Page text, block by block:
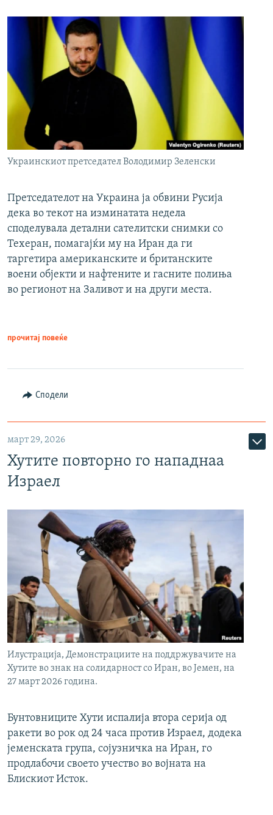
Украинскиот претседател Володимир Зеленски
Претседателот на Украина ја обвини Русија
дека во текот на изминатата недела
споделувала детални сателитски снимки со
Техеран, помагајќи му на Иран да ги
таргетира американските и британските
воени објекти и нафтените и гасните полиња
во регионот на Заливот и на други места.
прочитај повеќе
Сподели
март 29, 2026
Хутите повторно го нападнаа
Израел
Илустрација, Демонстрациите на поддржувачите на
Хутите во знак на солидарност со Иран, во Јемен, на
27 март 2026 година.
Бунтовниците Хути испалија втора серија од
ракети во рок од 24 часа против Израел, додека
јеменската група, сојузничка на Иран, го
продлабочи своето учество во војната на
Блискиот Исток.